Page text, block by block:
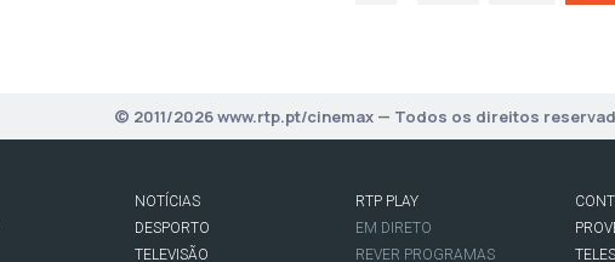
© 2011/2026 www.rtp.pt/cinemax — Todos os direitos
NOTÍCIAS
DESPORTO
TELEVISÃO
RTP PLAY
EM DIRETO
REVER PROGRAMAS